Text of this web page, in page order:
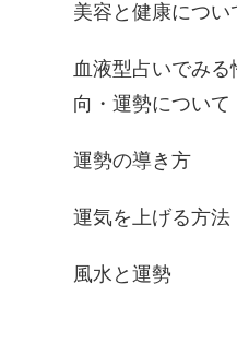
美容と健康につい
血液型占いでみ
向・運勢について
運勢の導き方
運気を上げる方法
風水と運勢